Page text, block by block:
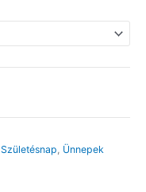
Születésnap Ünnepek